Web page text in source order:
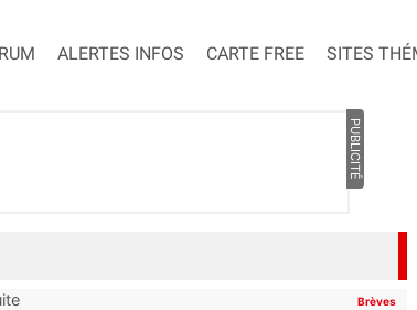
ALERTES INFOS CARTE FREE SITES
PUBLICITÉ
Brèves